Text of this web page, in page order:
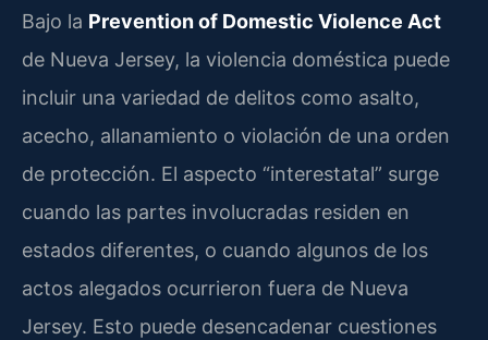
Bajo la Prevention of Domestic Violence Act
de Nueva Jersey, la violencia doméstica puede
incluir una variedad de delitos como asalto,
acecho, allanamiento o violación de una orden
de protección. El aspecto “interestatal” surge
cuando las partes involucradas residen en
estados diferentes, o cuando algunos de los
actos alegados ocurrieron fuera de Nueva
Jersey. Esto puede desencadenar cuestiones